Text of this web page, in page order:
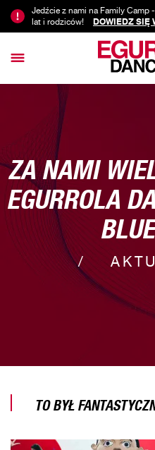
Jedźcie z nami na Family
lat i rodziców!
DOWIEDZ SIĘ
ZA NAMI
EGURROLA
TO BYŁ